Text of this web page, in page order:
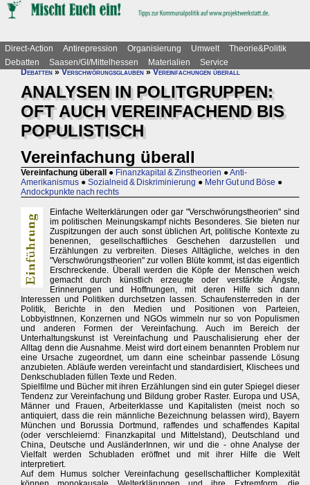
Direct-Action Antirepression Organisierung Umwelt
Theorie&Politik
Debatten
Saasen/GI/Mittelhessen Materialien
Service
Debatten»Verschwörungsglauben»Vereinfachungen überall
ANALYSEN IN POLITGRUPPEN:
OFT AUCH VEREINFACHEND BIS
POPULISTISCH
Vereinfachung überall
Vereinfachung überall ● Finanzkapital & Zinstheorien ●Anti-
Amerikanismus ● Sozialneid & Diskriminierung ● Mehr Gut und Böse ●
Andockpunkte nach rechts
Einfache Welterklärungen oder gar "Verschwörungstheorien" sind
im politischen Meinungskampf nichts Besonderes. Sie bieten nur
Zuspitzungen der auch sonst üblichen Art, politische Kontexte zu
benennen, gesellschaftliches Geschehen darzustellen und
Erzählungen zu verbreiten. Dieses Alltägliche, welches in den
"Verschwörungstheorien" zur vollen Blüte kommt, ist das eigentlich
Erschreckende. Überall werden die Köpfe der Menschen weich
gemacht durch künstlich erzeugte oder verstärkte Ängste,
Erinnerungen und Hoffnungen, mit deren Hilfe sich dann
Interessen und Politiken durchsetzen lassen. Schaufensterreden in der
Politik, Berichte in den Medien und Positionen von Parteien,
LobbyistInnen, Konzernen und NGOs wimmeln nur so von Populismen
und anderen Formen der Vereinfachung. Auch im Bereich der
Unterhaltungskunst ist Vereinfachung und Pauschalisierung eher der
Alltag denn die Ausnahme. Meist wird dort einem benannten Problem nur
eine Ursache zugeordnet, um dann eine scheinbar passende Lösung
anzubieten. Abläufe werden vereinfacht und standardisiert, Klischees und
Denkschubladen füllen Texte und Reden.
Spielfilme und Bücher mit ihren Erzählungen sind ein guter Spiegel dieser
Tendenz zur Vereinfachung und Bildung grober Raster. Europa und USA,
Männer und Frauen, Arbeiterklasse und Kapitalisten (meist noch so
antiquiert, dass die rein männliche Bezeichnung belassen wird), Bayern
München und Borussia Dortmund, raffendes und schaffendes Kapital
(oder verschleiernd: Finanzkapital und Mittelstand), Deutschland und
China, Deutsche und AusländerInnen, wir und die - ohne Analyse der
Vielfalt werden Schubladen eröffnet und mit ihrer Hilfe die Welt
interpretiert.
Auf dem Humus solcher Vereinfachung gesellschaftlicher Komplexität